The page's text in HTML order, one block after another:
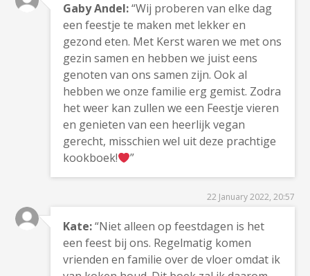
Gaby Andel:“Wij proberen van elke dag
een feestje te maken met lekker en
gezond eten. Met Kerst waren we met ons
gezin samen en hebben we juist eens
genoten van ons samen zijn. Ook al
hebben we onze familie erg gemist. Zodra
het weer kan zullen we een Feestje vieren
en genieten van een heerlijk vegan
gerecht, misschien wel uit deze prachtige
kookboek!
”
22 January 2022, 20:57
Kate:“Niet alleen op feestdagen is het
een feest bij ons. Regelmatig komen
vrienden en familie over de vloer omdat ik